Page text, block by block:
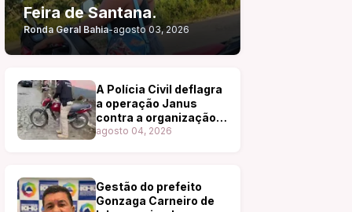
Feira de Santana.
Ronda Geral Bahia-agosto 03, 2026
A Polícia Civil deflagra
a operação Janus
contra a organização
criminosa ligada ao
agosto 04, 2026
Gestão do prefeito
Gonzaga Carneiro de